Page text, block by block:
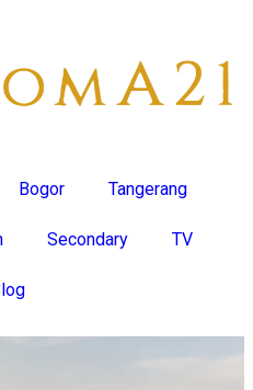
Bogor Tangerang
Secondary TV